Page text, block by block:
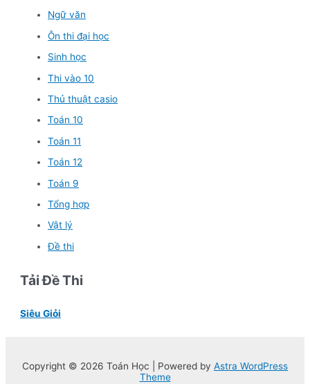
Ngữ văn
Ôn thi đại học
Sinh học
Thi vào 10
Thủ thuật casio
Toán 10
Toán 11
Toán 12
Toán 9
Tổng hợp
Vật lý
Đề thi
Tải Đề Thi
Siêu Giỏi
Copyright © 2026 Toán Học | Powered by Astra WordPress
Theme